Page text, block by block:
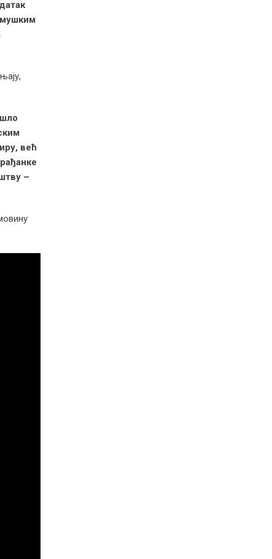
мушким
већ
–